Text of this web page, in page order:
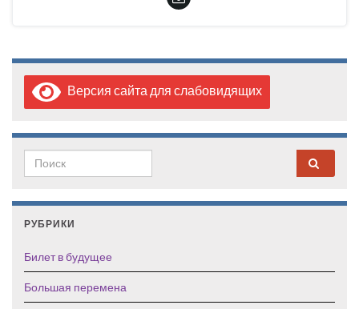
Версия сайта для слабовидящих
Search for:
РУБРИКИ
Билет в будущее
Большая перемена